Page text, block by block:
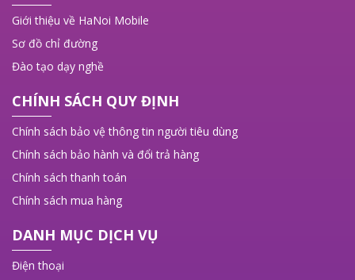
Giới thiệu về HaNoi Mobile
Sơ đồ chỉ đường
Đào tạo dạy nghề
CHÍNH SÁCH QUY ĐỊNH
Chính sách bảo vệ thông tin người tiêu dùng
Chính sách bảo hành và đổi trả hàng
Chính sách thanh toán
Chính sách mua hàng
DANH MỤC DỊCH VỤ
Điện thoại